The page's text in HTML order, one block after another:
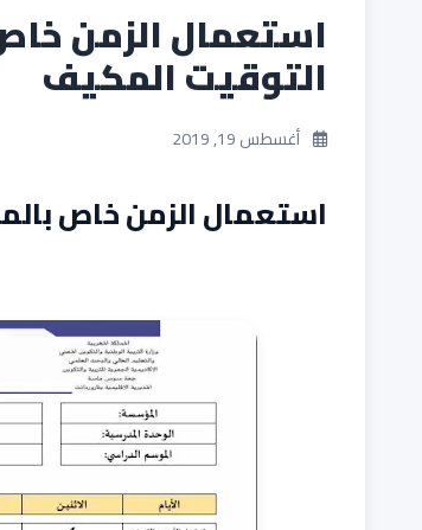
استعمال الزمن
التوقيت المكيف
أغسطس 19, 2019
استعمال الزمن خاص